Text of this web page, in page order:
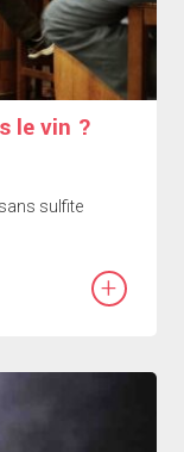
le vin ?
sulfite
+